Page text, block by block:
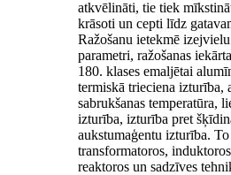
atkvēlināti, tie tiek
krāsoti un cepti līdz
Ražošanu ietekmē
parametri, ražošanas
180. klases emaljētai
termiskā trieciena izturība,
sabrukšanas temperatūra,
izturība, izturība pret
aukstumaģentu izturība.
transformatoros,
reaktoros un sadzīves